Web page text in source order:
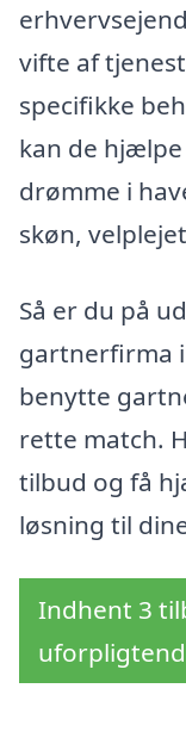
vifte af
specifikke
kan de
drømme i
skøn,
Så er du på
gartnerfirma
benytte
rette match.
tilbud og få
løsning til
Indhent 3